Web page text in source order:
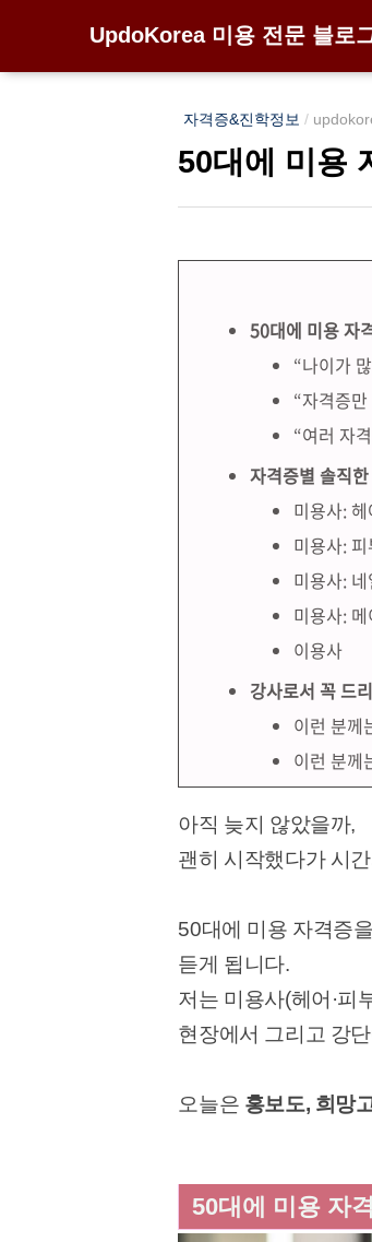
UpdoKorea 미용 전문 블로
자격증&진학정보 /
50대에 미용
50대에 미용 자
“나이가
“자격증
“여러 자
자격증별 솔직
미용사: 헤
미용사:
미용사: 네
미용사:
이용사
강사로서 꼭 드
이런 분께
이런 분께
아직 늦지 않았을까,
괜히 시작했다가 시
50대에 미용 자격증
듣게 됩니다.
저는 미용사(헤어·피
현장에서 그리고 강
오늘은 홍보도, 희망
50대에 미용 자